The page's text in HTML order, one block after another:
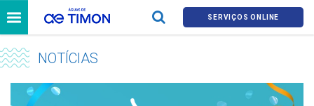
SERVIÇOS ONLINE
NOTÍCIAS